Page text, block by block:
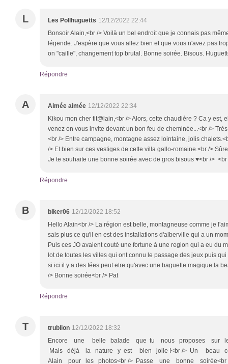
L Les Pollhuguetts 12/12/2022 22:44
Bonsoir Alain,<br /> Voilà un bel endroit que je connais pas
légende. J'espère que vous allez bien et que vous n'avez pas
on "caille", changement top brutal. Bonne soirée. Bisous.
Répondre
A Aimée aimée 12/12/2022 22:34
Kikou mon cher tit@lain,<br /> Alors, cette chaudière ? Ca y est,
venez on vous invite devant un bon feu de cheminée...<br />
<br /> Entre campagne, montagne assez lointaine, jolis
/> Et bien sur ces vestiges de cette villa gallo-romaine.<br />
Je te souhaite une bonne soirée avec de gros bisous ♥<br />
Répondre
B biker06 12/12/2022 18:52
Hello Alain<br /> La région est belle, montagneuse comme je
sais plus ce qu'il en est des installations d'alberville qui a un
Puis ces JO avaient couté une fortune à une region qui a eu du
lot de toutes les villes qui ont connu le passage des jeux puis
si ici il y a des fées peut etre qu'avec une baguette magique la
/> Bonne soirée<br /> Pat
Répondre
T trublion 12/12/2022 18:32
Encore une belle balade que tu nous proposes sur
Mais déjà la nature y est bien jolie !<br /> Un beau
Alain pour les photos<br /> Passe une bonne soirée<br /